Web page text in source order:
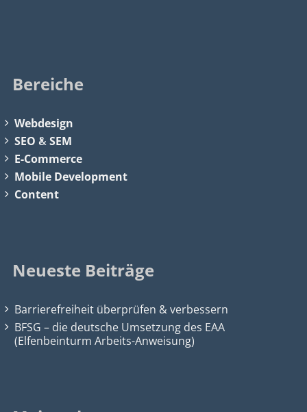
Bereiche
Webdesign
SEO &SEM
E-Commerce
Mobile Development
Content
Neueste Beiträge
Barrierefreiheit überprüfen & verbessern
BFSG – die deutsche Umsetzung des EAA
(Elfenbeinturm Arbeits-Anweisung)